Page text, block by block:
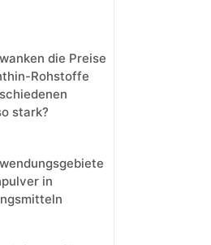
die Preise
Rohstoffe
stark?
in